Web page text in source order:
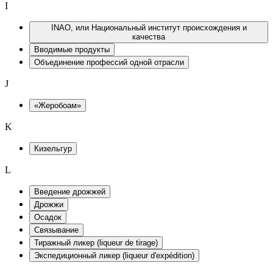
I
INAO, или Национальный институт происхождения и
качества
Вводимые продукты
Объединение профессий одной отрасли
J
«Жеробоам»
K
Кизельгур
L
Введение дрожжей
Дрожжи
Осадок
Связывание
Тиражный ликер (liqueur de tirage)
Экспедиционный ликер (liqueur d'expédition)